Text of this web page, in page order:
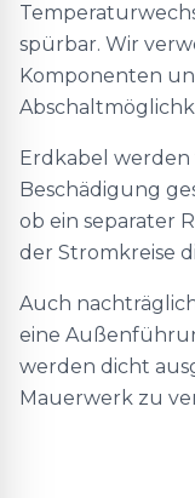
spürbar. Wir
Komponenten
Erdkabel
Beschädigung
ob ein separater
der Stromkreise
Auch
eine
werden dicht
Mauerwerk zu